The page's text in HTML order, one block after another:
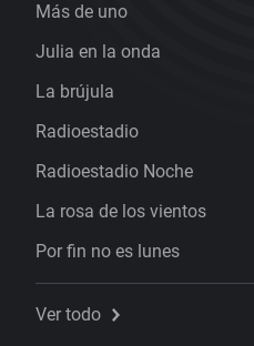
Más de uno
Julia en la onda
La brújula
Radioestadio
Radioestadio Noche
La rosa de los vientos
Por fin no es lunes
Ver todo